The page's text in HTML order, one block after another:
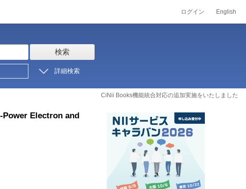
ログイン English
検索
詳細検索
CiNii Books機能統合対応の追加実施をいたしました
Electron and